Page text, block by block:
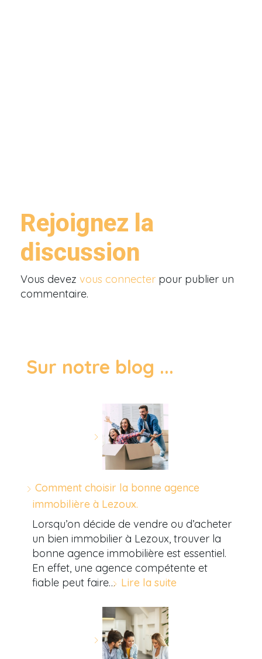
Rejoignez la
discussion
Vous devez vous connecter pour publier un
commentaire.
Sur notre blog ...
Comment choisir la bonne agence
immobilière à Lezoux.
Lorsqu’on décide de vendre ou d’acheter
un bien immobilier à Lezoux, trouver la
bonne agence immobilière est essentiel.
En effet, une agence compétente et
fiable peut faire… Lire la suite